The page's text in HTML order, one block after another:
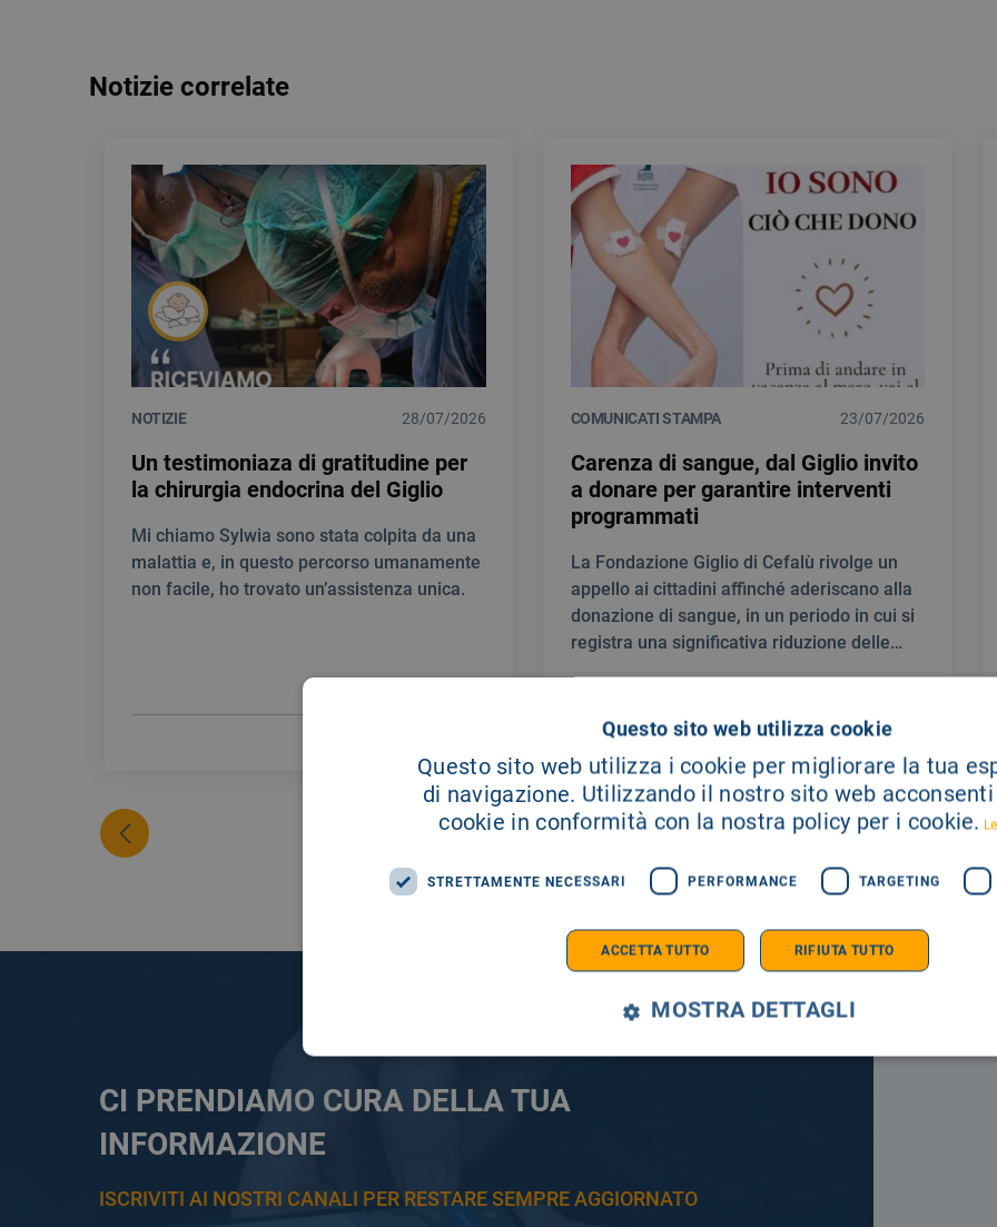
Notizie correlate
NOTIZIE 28/07/2026
Un testimoniaza di gratitudine per
la chirurgia endocrina del Giglio
Mi chiamo Sylwia sono stata colpita da una
malattia e, in questo percorso umanamente
non facile, ho trovato un’assistenza unica.
COMUNICATI STAMPA 23/07/2026
Carenza di sangue, dal Giglio invito
a donare per garantire interventi
programmati
La Fondazione Giglio di Cefalù rivolge un
appello ai cittadini affinché aderiscano alla
donazione di sangue, in un periodo in cui si
registra una significativa riduzione delle
LEGGI DI PIÙ
CI PRENDIAMO CURA DELLA TUA
INFORMAZIONE
ISCRIVITI AI NOSTRI CANALI PER RESTARE SEMPRE AGGIORNATO
Questo sito web utilizza cookie
Questo sito web utilizza i cookie per migliorare la tua
di navigazione. Utilizzando il nostro sito web
cookie in conformità con la nostra policy per i cookie.
STRETTAMENTE NECESSARI PERFORMANCE TARGETING
ACCETTA TUTTO RIFIUTA TUTTO
MOSTRA DETTAGLI